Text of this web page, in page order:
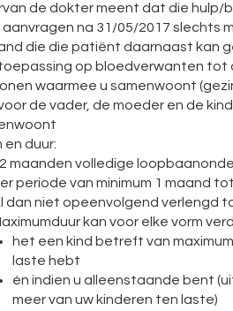
de dokter meent dat die hulp/
aanvragen na 31/05/2017 slechts
die die patiënt daarnaast kan
op bloedverwanten tot
waarmee u samenwoont
de vader, de moeder en de
en duur:
maanden volledige
periode van minimum 1 maand
dan niet opeenvolgend verlengd
kan voor elke vorm
het een kind betreft van
laste hebt
én indien u alleenstaande bent
meer van uw kinderen ten laste)